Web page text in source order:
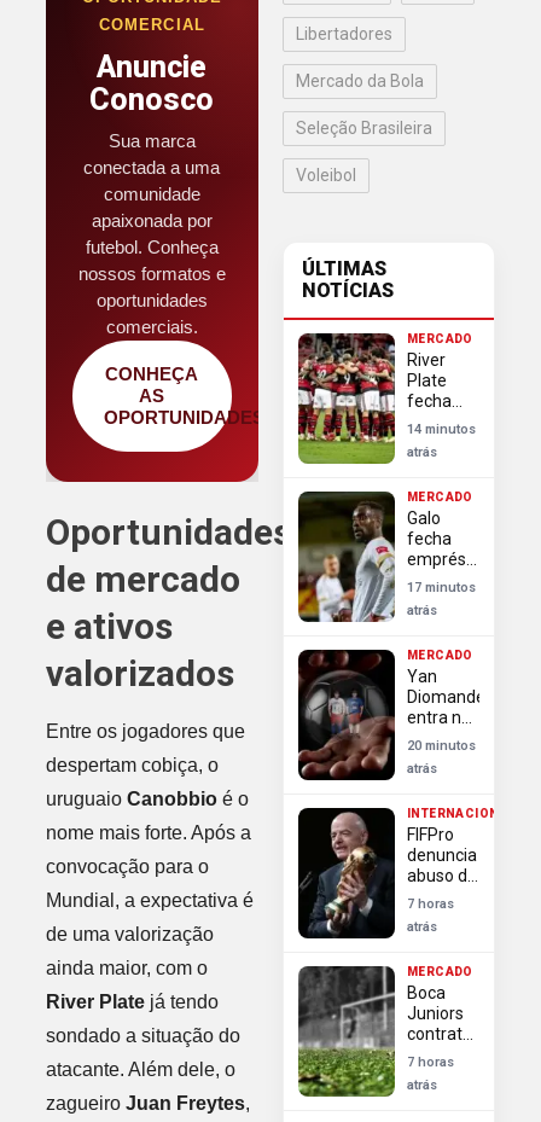
COMERCIAL
Anuncie
Conosco
Sua marca
conectada a uma
comunidade
apaixonada por
futebol. Conheça
nossos formatos e
oportunidades
comerciais.
CONHEÇA
AS
OPORTUNIDADES
Oportunidades
de mercado
e ativos
valorizados
Entre os jogadores que
despertam cobiça, o
uruguaio Canobbioé o
nome mais forte. Após a
convocação para o
Mundial, a expectativa é
de uma valorização
ainda maior, com o
River Platejá tendo
sondado a situação do
atacante. Além dele, o
zagueiro Juan Freytes,
Libertadores
Mercado da Bola
Seleção Brasileira
Voleibol
ÚLTIMAS
NOTÍCIAS
MERCADO
River
Plate
fecha
com
Almada
e frustra
no
mercado
14 minutos
atrás
MERCADO
Galo
fecha
empréstimo
de
volante
colombiano
passagem
por Copa
do
Mundo
17 minutos
atrás
MERCADO
Yan
Diomande
entra no
top 10 de
transferências
mais
história
20 minutos
atrás
INTERNACIONAL
FIFPro
denuncia
abuso de
poder da
Fifa em
escândalo
7 horas
atrás
MERCADO
Boca
Juniors
contrata
Enner
Valencia,
ex-
7 horas
atrás